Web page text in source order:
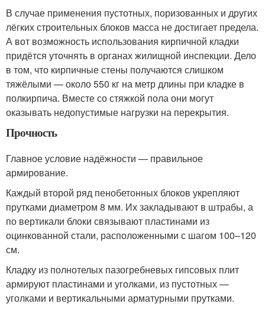
В случае применения пустотных, поризованных и других
лёгких строительных блоков масса не достигает предела.
А вот возможность использования кирпичной кладки
придётся уточнять в органах жилищной инспекции. Дело
в том, что кирпичные стены получаются слишком
тяжёлыми — около 550 кг на метр длины при кладке в
полкирпича. Вместе со стяжкой пола они могут
оказывать недопустимые нагрузки на перекрытия.
Прочность
Главное условие надёжности — правильное
армирование.
Каждый второй ряд пенобетонных блоков укрепляют
прутками диаметром 8 мм. Их закладывают в штрабы, а
по вертикали блоки связывают пластинами из
оцинкованной стали, расположенными с шагом 100–120
см.
Кладку из полнотелых пазогребневых гипсовых плит
армируют пластинами и уголками, из пустотных —
уголками и вертикальными арматурными прутками.